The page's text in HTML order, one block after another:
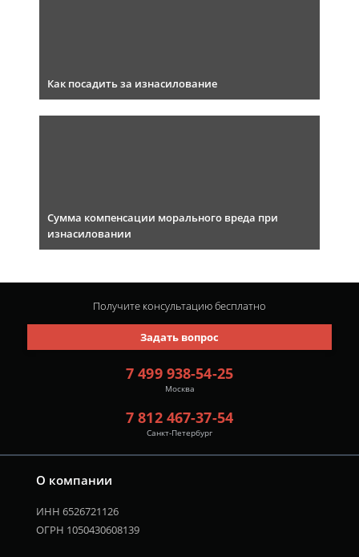
Как посадить за изнасилование
Сумма компенсации морального вреда при
изнасиловании
О компании
ИНН 6526721126
ОГРН 1050430608139
7 499 938-54-25
Москва
7 812 467-37-54
Санкт-Петербург
Задать вопрос
Получите консультациюбесплатно